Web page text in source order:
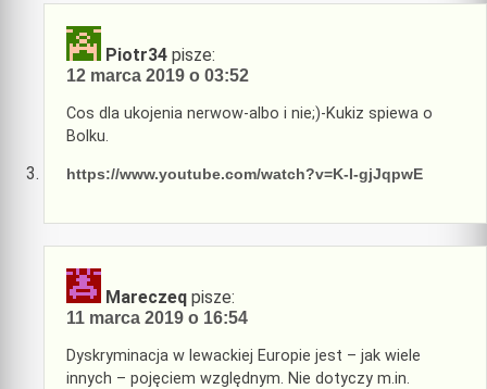
Piotr34 pisze:
12 marca 2019 o 03:52
Cos dla ukojenia nerwow-albo i nie;)-Kukiz spiewa o
Bolku.
https://www.youtube.com/watch?v=K-I-gjJqpwE
Mareczeq pisze:
11 marca 2019 o 16:54
Dyskryminacja w lewackiej Europie jest – jak wiele
innych – pojęciem względnym. Nie dotyczy m.in.